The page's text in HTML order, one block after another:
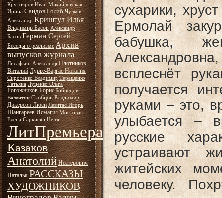
Крутояров Иван Михайловская
Ирина Саидов Голиб Чулков
Александр Криштул Илья
Владимир Басов Александр
Басов Герман Сергей
Беседы о реализме Архив
выпусков журнала
Лисафьин Александр Плотников
Виталий Лурье-Варгас Наталия
Сиротенко Владимир Терещенко
Татьяна Луценко Ольга
Рогожников Борис Бобрецов
Валентин Скобцов Владимир
Дикерсон Люси Левитас Игорь
Шангареев Исмагил Мостовая
Елена Саркисян Нелли
ЛитПремьера
Казаков
Анатолий Нестерович
Наталья РАССКАЗЫ
ХУДОЖНИКОВ
сухарики,
Ермолай
бабушка,
всплеснёт
получается
руками – это,
улыбается –
русские
устраивают
житейских
человеку.